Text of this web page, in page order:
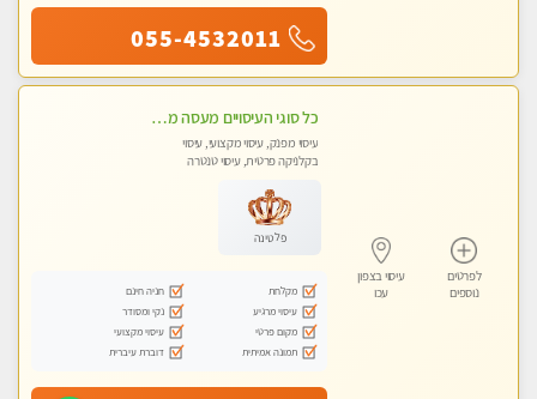
055-4532011
לפרטים
נוספים
עיסוי בצפון
עכו
כל סוגי העיסויים מעסה מקצועית ואיכותית פרטי!!
עיסוי מפנק, עיסוי מקצועי, עיסוי
בקלניקה פרטית, עיסוי טנטרה
פלטינה
מקלחת
חניה חינם
עיסוי מרגיע
נקי ומסודר
מקום פרטי
עיסוי מקצועי
תמונה אמיתית
דוברת עיברית